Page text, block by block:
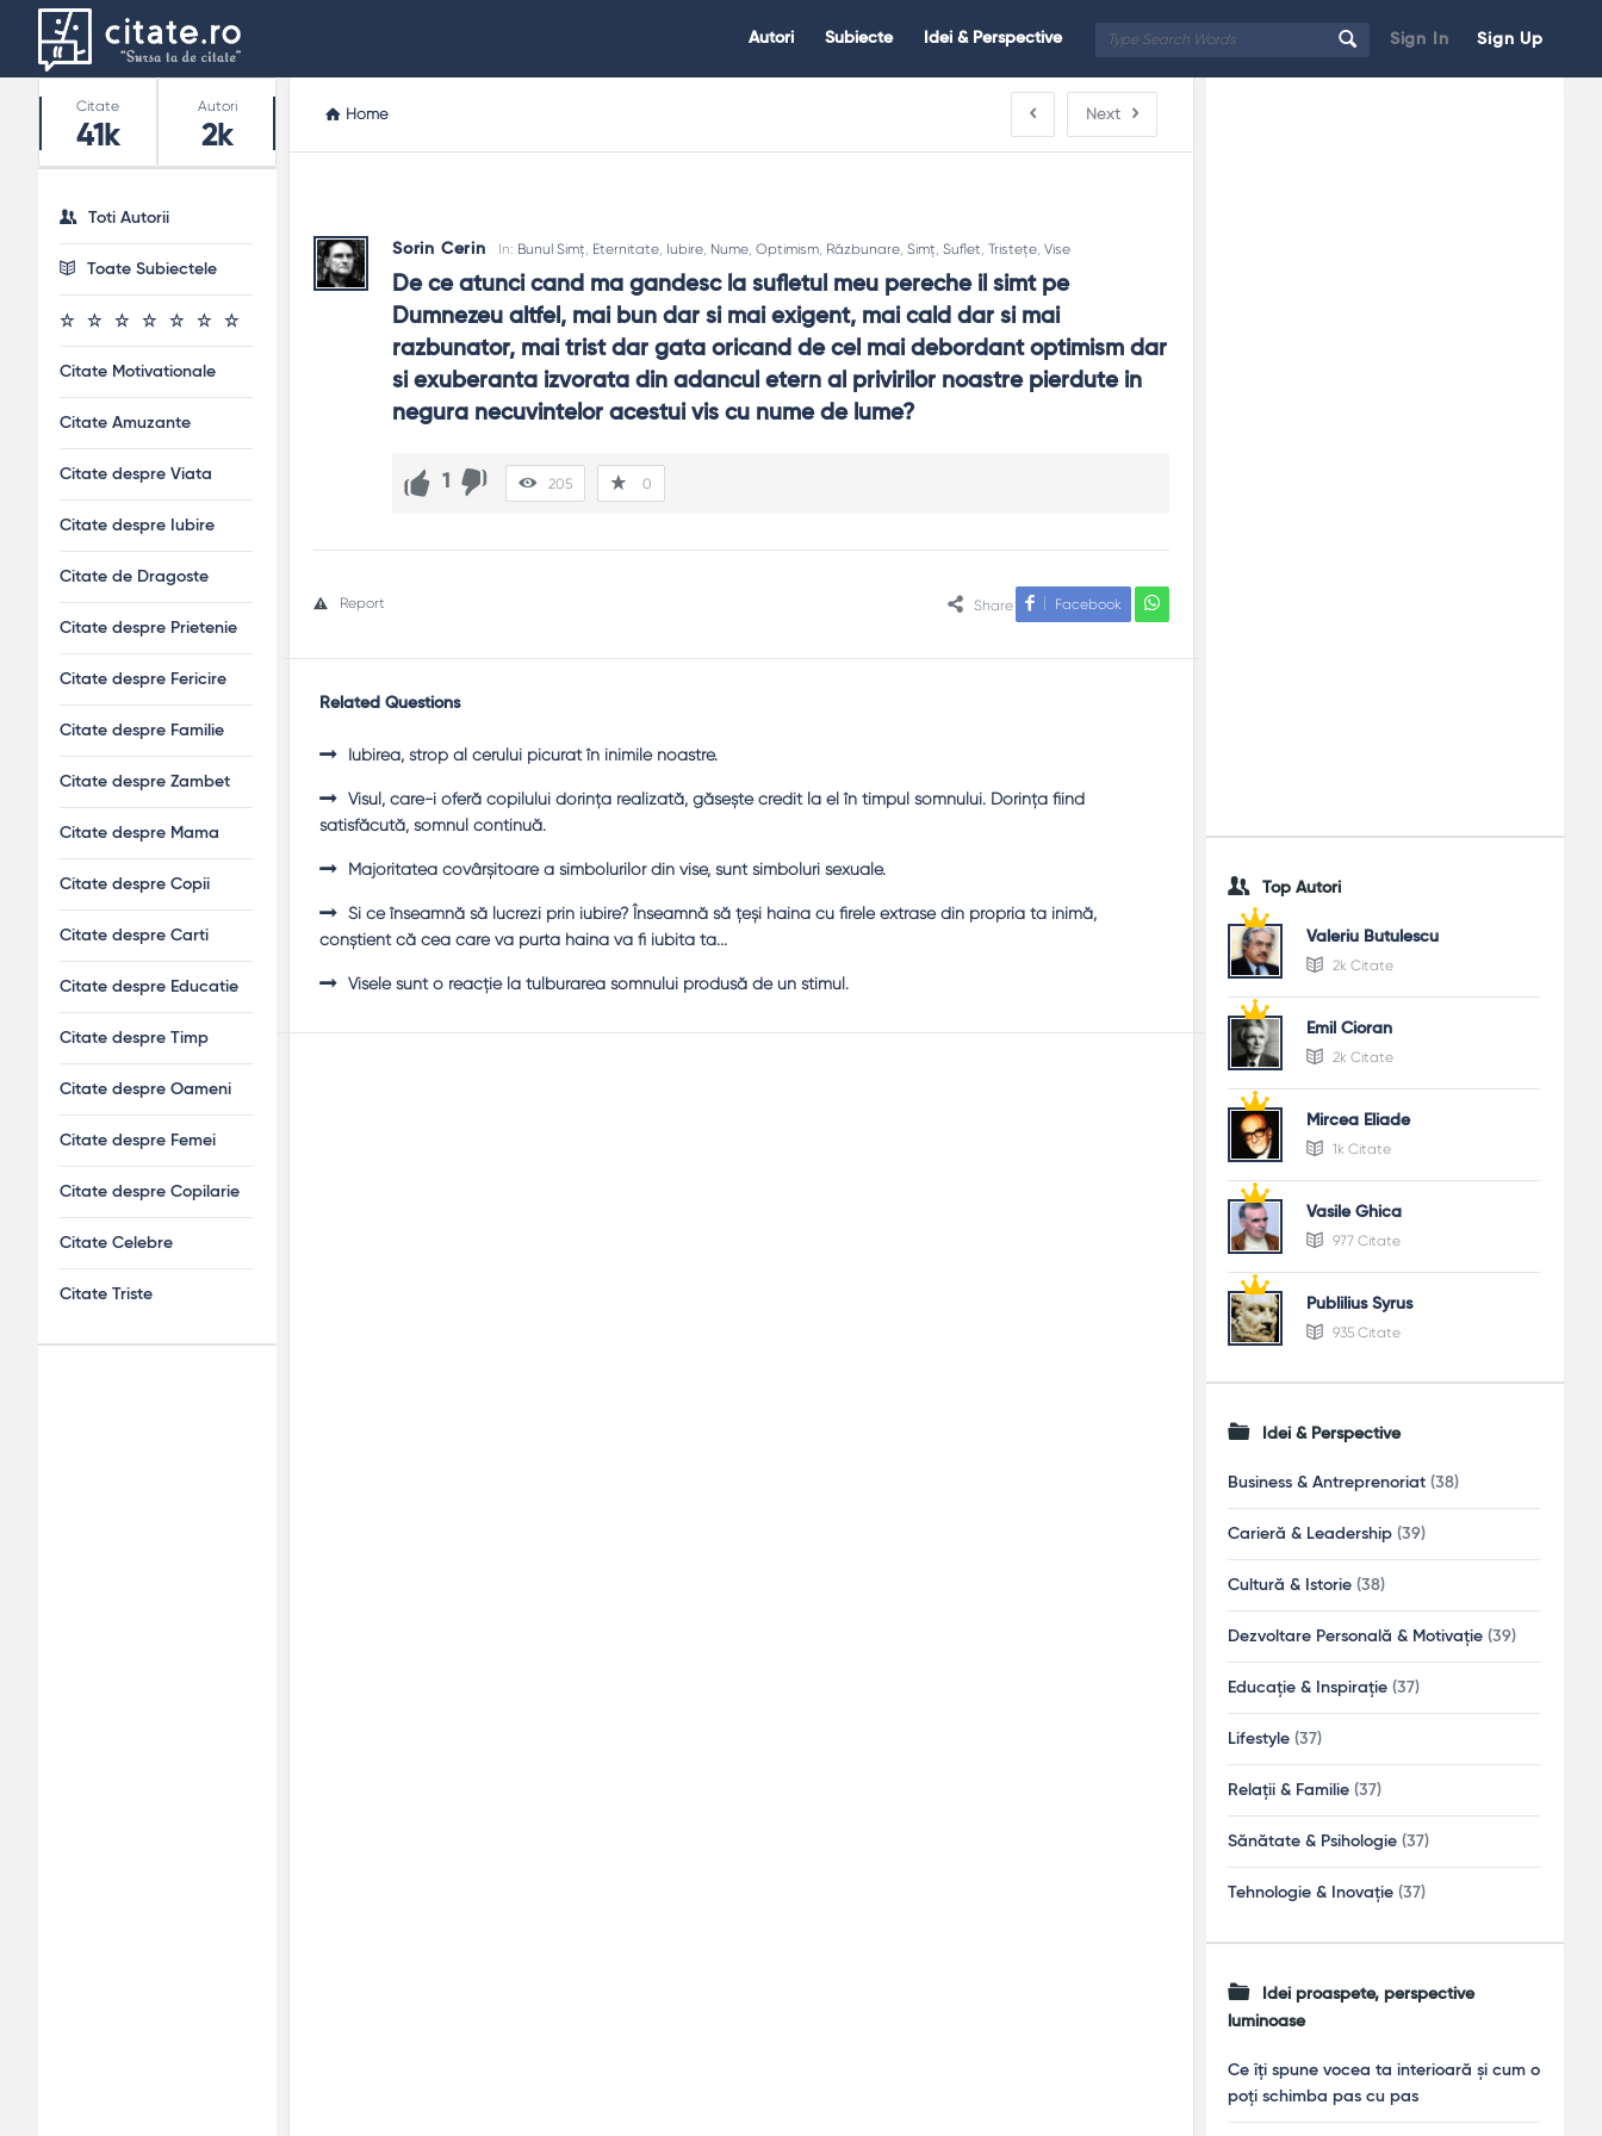
Sign In Sign Up
Citate.ro
Autori Subiecte Idei & Perspective
Home Next
Sorin Cerin In: Bunul Simț, Eternitate, Iubire, Nume, Optimism, Răzbunare, Simț, Suflet, Tristețe, Vise
De ce atunci cand ma gandesc la sufletul meu pereche il simt pe
Dumnezeu altfel, mai bun dar si mai exigent, mai cald dar si mai
razbunator, mai trist dar gata oricand de cel mai debordant optimism dar
si exuberanta izvorata din adancul etern al privirilor noastre pierdute in
negura necuvintelor acestui vis cu nume de lume?
1 205 0
Share Facebook
Report
Related Questions
Iubirea, strop al cerului picurat în inimile noastre.
Visul, care-i oferă copilului dorinţa realizată, găseşte credit la el în timpul somnului. Dorinţa fiind
satisfăcută, somnul continuă.
Majoritatea covârşitoare a simbolurilor din vise, sunt simboluri sexuale.
Şi ce înseamnă să lucrezi prin iubire? Înseamnă să ţeşi haina cu firele extrase din propria ta inimă,
conştient că cea care va purta haina va fi iubita ta...
Visele sunt o reacţie la tulburarea somnului produsă de un stimul.
Top Autori
Valeriu Butulescu
2k Citate
Emil Cioran
2k Citate
Mircea Eliade
1k Citate
Vasile Ghica
977 Citate
Publilius Syrus
935 Citate
Idei & Perspective
Business & Antreprenoriat (38)
Carieră & Leadership (39)
Cultură & Istorie (38)
Dezvoltare Personală & Motivație (39)
Educație & Inspirație (37)
Lifestyle (37)
Relații & Familie (37)
Sănătate & Psihologie (37)
Tehnologie & Inovație (37)
Idei proaspete, perspective
luminoase
Ce îți spune vocea ta interioară și cum o
poți schimba pas cu pas
Stats
Citate
41k
Autori
2k
Toti Autorii
Toate Subiectele
Citate Motivationale
Citate Amuzante
Citate despre Viata
Citate despre Iubire
Citate de Dragoste
Citate despre Prietenie
Citate despre Fericire
Citate despre Familie
Citate despre Zambet
Citate despre Mama
Citate despre Copii
Citate despre Carti
Citate despre Educatie
Citate despre Timp
Citate despre Oameni
Citate despre Femei
Citate despre Copilarie
Citate Celebre
Citate Triste